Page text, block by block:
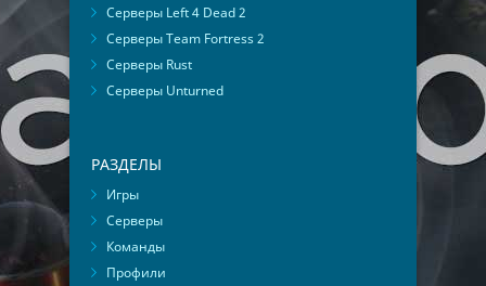
Серверы Left 4 Dead 2
Серверы Team Fortress 2
Серверы Rust
Серверы Unturned
РАЗДЕЛЫ
Игры
Серверы
Команды
Профили